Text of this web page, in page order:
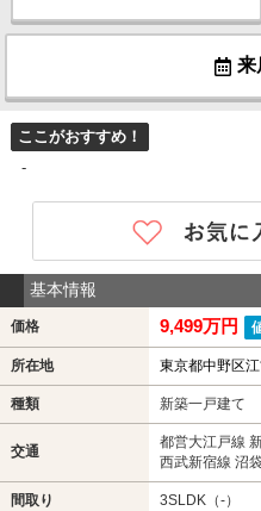
来
ここがおすすめ！
-
基本情報
価格 9,499万円
所在地 東京都中野区
種類 新築一戸建て
交通
都営大江戸線
西武新宿線 沼
間取り 3SLDK（-）